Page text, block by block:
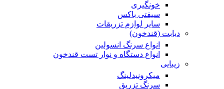
خونگیری
سیفتی باکس
سایر لوازم تزریقات
دیابت (قندخون)
انواع سرنگ انسولین
انواع دستگاه و نوار تست قندخون
زیبایی
میکرونیدلینگ
سرنگ تزریق